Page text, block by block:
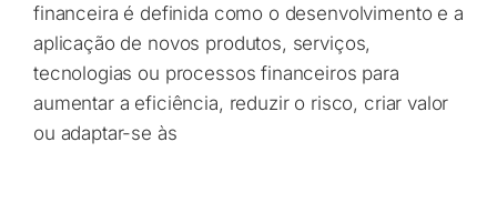
financeira é definida como o desenvolvimento e a
aplicação de novos produtos, serviços,
tecnologias ou processos financeiros para
aumentar a eficiência, reduzir o risco, criar valor
ou adaptar-se às